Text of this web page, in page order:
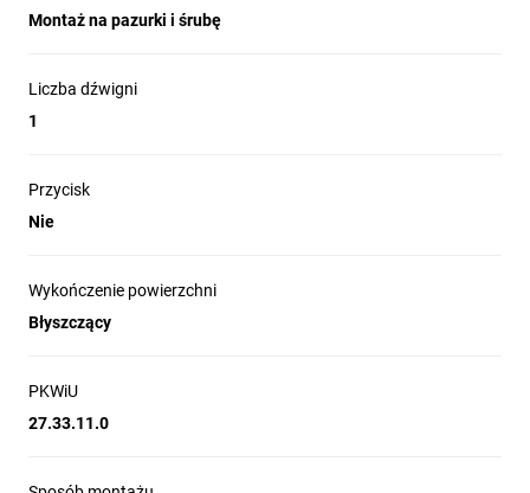
Montaż na pazurki i śrubę
Liczba dźwigni
1
Przycisk
Nie
Wykończenie powierzchni
Błyszczący
PKWiU
27.33.11.0